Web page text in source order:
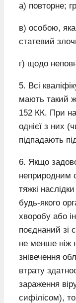
а) повторне;
в) особою,
статевий
г) щодо
5. Всі
мають такий
152 КК. При
однієї з них
підпадають
6. Якщо
неприродним
тяжкі
будь-якого
хворобу або
поєднаний зі
не менше ніж
знівечення
втрату
зараження
сифілісом),